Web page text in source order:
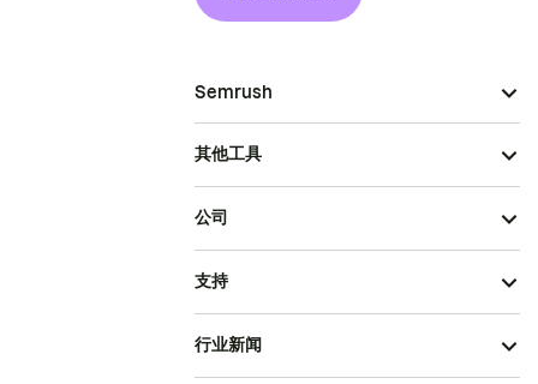
Semrush
其他工具
公司
支持
行业新闻